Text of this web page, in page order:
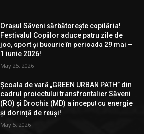
Orașul Săveni sărbătorește copilăria!
Festivalul Copiilor aduce patru zile de
joc, sport și bucurie în perioada 29 mai –
1 iunie 2026!
May 25, 2026
Școala de vară „GREEN URBAN PATH” din
cadrul proiectului transfrontalier Săveni
(RO) și Drochia (MD) a început cu energie
și dorință de reuși!
May 5, 2026